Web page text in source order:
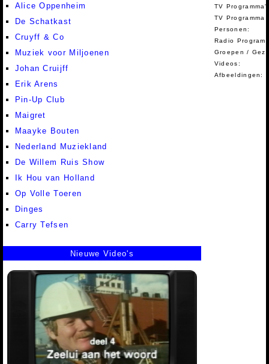
Alice Oppenheim
De Schatkast
Cruyff & Co
Muziek voor Miljoenen
Johan Cruijff
Erik Arens
Pin-Up Club
Maigret
Maayke Bouten
Nederland Muziekland
De Willem Ruis Show
Ik Hou van Holland
Op Volle Toeren
Dinges
Carry Tefsen
TV
TV Programma
Personen:
Radio
Groepen /
Videos:
Afbeeldingen:
Nieuwe Video's